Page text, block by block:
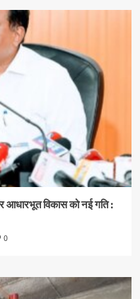
आधारभूत विकास को नई गति :
0